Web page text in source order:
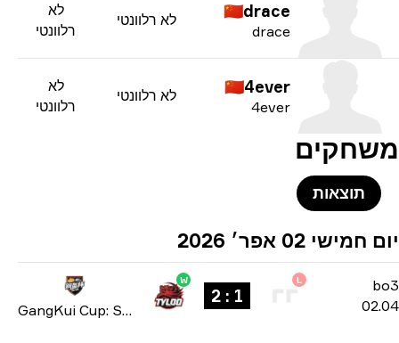
drace
🇨🇳
drace
לא רלוונטי
רלוונטי
4ever
🇨🇳
4ever
לא רלוונטי
רלוונטי
תוצאות
02 אפר׳ 2026